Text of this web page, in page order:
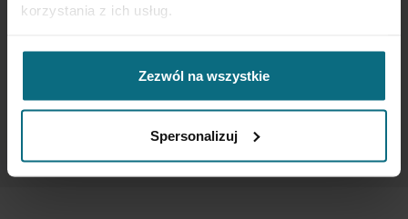
korzystania z ich usług.
Zezwól na wszystkie
Spersonalizuj
newsletter:
Wprowadzając i zatwierdzając swoje dane osobowe, wyrażasz zgodę
Polityce Prywatności.